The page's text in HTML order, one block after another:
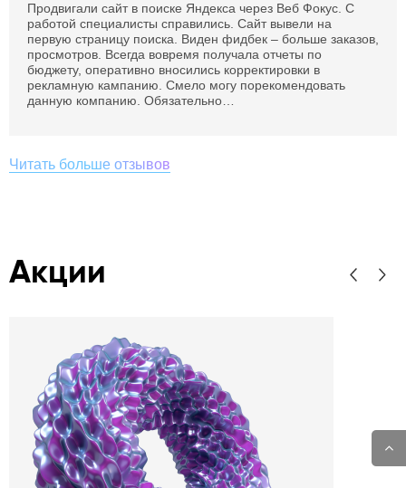
Продвигали сайт в поиске Яндекса через Веб Фокус. С
работой специалисты справились. Сайт вывели на
первую страницу поиска. Виден фидбек – больше заказов,
просмотров. Всегда вовремя получала отчеты по
бюджету, оперативно вносились корректировки в
рекламную кампанию. Смело могу порекомендовать
данную компанию. Обязательно…
Читать больше отзывов
Акции